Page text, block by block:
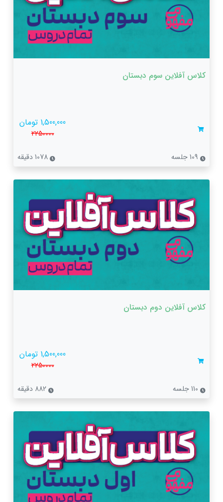
کلاس آفلاین سوم دبستان
1,500,000 تومان
2250000
کلاس آفلاین دوم دبستان
1,500,000 تومان
2250000